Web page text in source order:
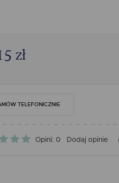
zł
TELEFONICZNIE
Opini: 0 Dodaj opinie